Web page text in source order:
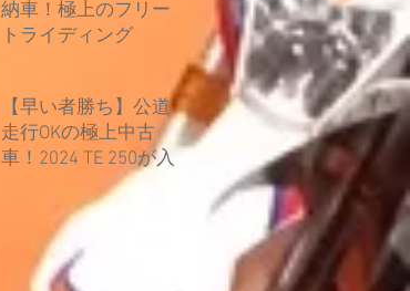
納車！極上のフリー
トライディング
【早い者勝ち】公道
走行OKの極上中古
車！2024 TE 250が入
荷しました！